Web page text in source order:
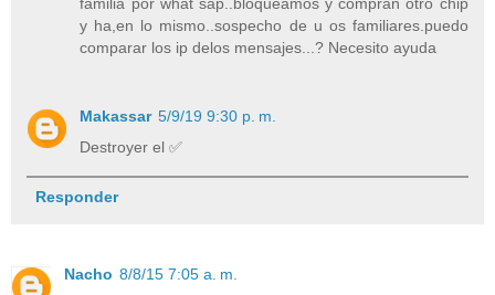
y ha,en lo mismo..sospecho de u os familiares.puedo
comparar los ip delos mensajes...? Necesito ayuda
Makassar 5/9/19 9:30 p. m.
Destroyer el ✅
Responder
Nacho 8/8/15 7:05 a. m.